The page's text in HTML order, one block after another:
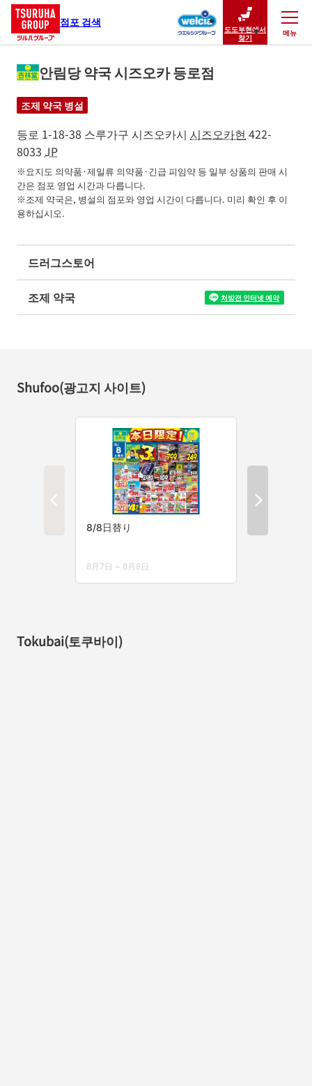
점포 검색
도도부현에서
찾기
메뉴
닫기
안림당 약국 시즈오카 등로점
조제 약국 병설
등로 1-18-38 스루가구 시즈오카시 시즈오카현 422-
8033 JP
※요지도 의약품·제일류 의약품·긴급 피임약 등 일부 상품의 판매 시
간은 점포 영업 시간과 다릅니다.
※조제 약국은, 병설의 점포와 영업 시간이 다릅니다. 미리 확인 후 이
용하십시오.
드러그스토어
조제 약국 처방전 인터넷 예약
Shufoo(광고지 사이트)
Tokubai(토쿠바이)